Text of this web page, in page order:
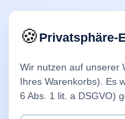
🍪Privatsphäre-
Wir nutzen auf unserer
Ihres Warenkorbs). Es
6 Abs. 1 lit. a DSGVO)